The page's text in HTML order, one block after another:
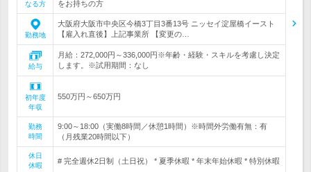
なる方 をお持ちの方
勤務地
大阪府大阪市中央区今橋3丁目3番13号 ニッセイ淀屋橋イースト
【雇入れ直後】上記事業所 【変更の…
給与
月給：272,000円～336,000円※年齢・経験・スキルを考慮し決定
します。※試用期間：なし
初年度
年収
550万円～650万円
勤務
時間
9:00～18:00（実働8時間／休憩1時間）※時間外労働有無：有
（月残業20時間以下）
休日
休暇
# 完全週休2日制（土日祝） * 夏季休暇 * 年末年始休暇 * 特別休暇